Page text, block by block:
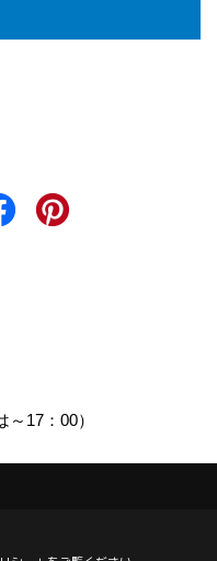
～17：00）
Reserved.